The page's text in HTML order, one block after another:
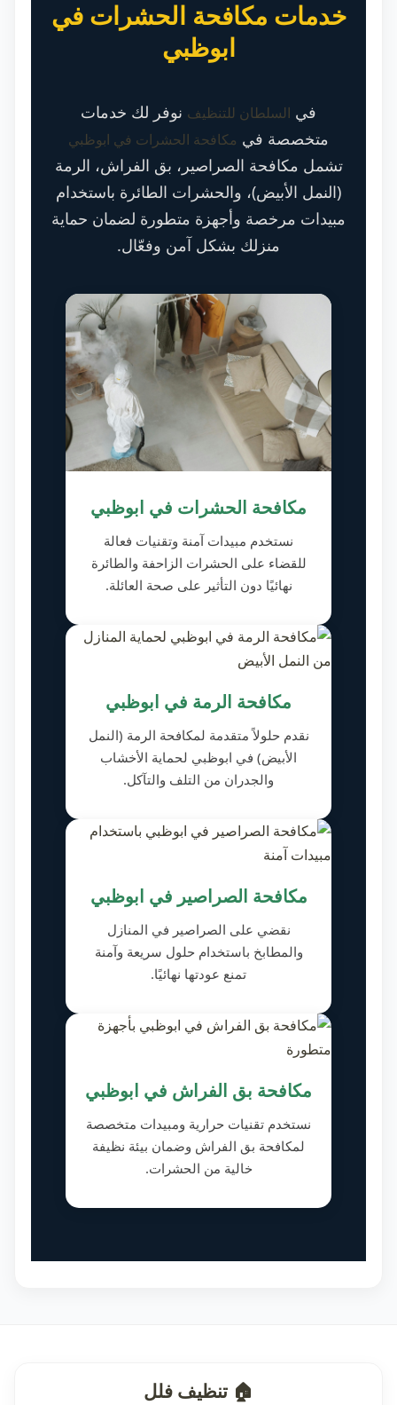
خدمات مكافحة الحشرات في
ابوظبي
في السلطان للتنظيف نوفر لك خدمات
متخصصة في مكافحة الحشرات في ابوظبي
تشمل مكافحة الصراصير، بق الفراش، الرمة
(النمل الأبيض)، والحشرات الطائرة باستخدام
مبيدات مرخصة وأجهزة متطورة لضمان حماية
منزلك بشكل آمن وفعّال.
مكافحة الحشرات في ابوظبي
نستخدم مبيدات آمنة وتقنيات فعالة
للقضاء على الحشرات الزاحفة والطائرة
نهائيًا دون التأثير على صحة العائلة.
مكافحة الرمة في ابوظبي
نقدم حلولاً متقدمة لمكافحة الرمة (النمل
الأبيض) في ابوظبي لحماية الأخشاب
والجدران من التلف والتآكل.
مكافحة الصراصير في ابوظبي
نقضي على الصراصير في المنازل
والمطابخ باستخدام حلول سريعة وآمنة
تمنع عودتها نهائيًا.
مكافحة بق الفراش في ابوظبي
نستخدم تقنيات حرارية ومبيدات متخصصة
لمكافحة بق الفراش وضمان بيئة نظيفة
خالية من الحشرات.
🏠 تنظيف فلل